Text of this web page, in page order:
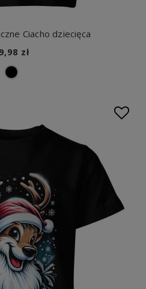
Ciacho dziecięca
zł